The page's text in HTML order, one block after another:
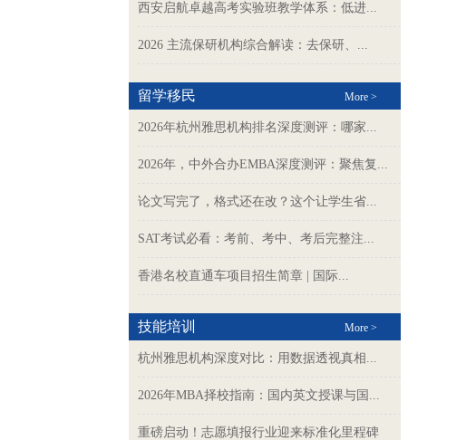
西安启航卓越高考实验班教学体系：低进...
2026 主流保研机构综合解读：去保研、...
留学移民 More >
2026年杭州雅思机构排名深度测评：哪家...
2026年，中外合办EMBA深度测评：聚焦复...
论文写完了，格式还在改？这个让学生省...
SAT考试必看：考前、考中、考后完整注...
香港名校直通车项目招生简章 | 国际...
技能培训 More >
杭州雅思机构深度对比：用数据透视真相...
2026年MBA择校指南：国内英文授课与国...
重磅启动！志愿填报行业迎来标准化里程碑